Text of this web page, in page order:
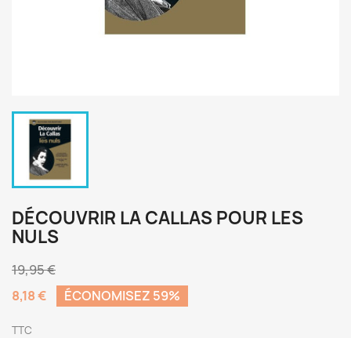
DÉCOUVRIR LA CALLAS POUR LES
NULS
19,95 €
8,18 €
ÉCONOMISEZ 59%
TTC